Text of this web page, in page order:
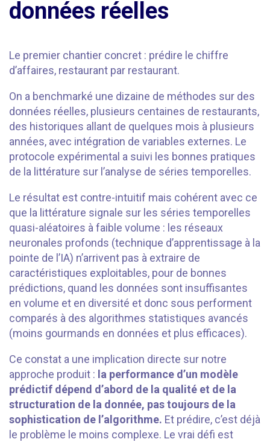
données réelles
Le premier chantier concret : prédire le chiffre
d’affaires, restaurant par restaurant.
On a benchmarké une dizaine de méthodes sur des
données réelles, plusieurs centaines de restaurants,
des historiques allant de quelques mois à plusieurs
années, avec intégration de variables externes. Le
protocole expérimental a suivi les bonnes pratiques
de la littérature sur l’analyse de séries temporelles.
Le résultat est contre-intuitif mais cohérent avec ce
que la littérature signale sur les séries temporelles
quasi-aléatoires à faible volume : les réseaux
neuronales profonds (technique d’apprentissage à la
pointe de l’IA) n’arrivent pas à extraire de
caractéristiques exploitables, pour de bonnes
prédictions, quand les données sont insuffisantes
en volume et en diversité et donc sous performent
comparés à des algorithmes statistiques avancés
(moins gourmands en données et plus efficaces).
Ce constat a une implication directe sur notre
approche produit : la performance d’un modèle
prédictif dépend d’abord de la qualité et de la
structuration de la donnée, pas toujours de la
sophistication de l’algorithme. Et prédire, c’est déjà
le problème le moins complexe. Le vrai défi est